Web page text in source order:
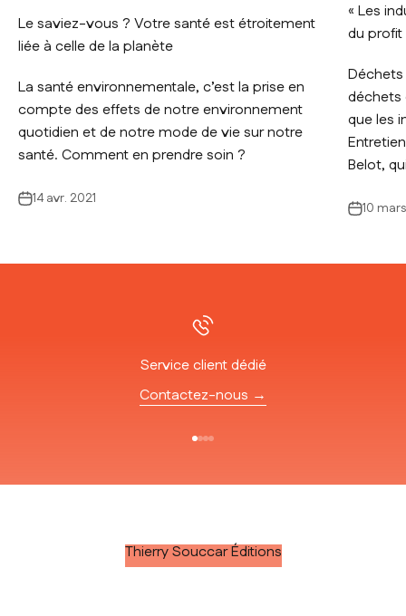
Le saviez-vous ? Votre santé est étroitement
liée à celle de la planète
La santé environnementale, c’est la prise en
compte des effets de notre environnement
quotidien et de notre mode de vie sur notre
santé. Comment en prendre soin ?
14 avr. 2021
« Les
du profit
déchets
que les
Belot,
10
Service client dédié
Contactez-nous →
Thierry Souccar Éditions